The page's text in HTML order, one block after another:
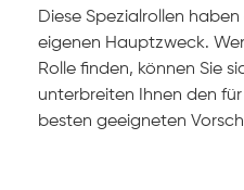
Diese Spezialrollen
eigenen Hauptzweck.
Rolle finden, können Sie
unterbreiten Ihnen den
besten geeigneten